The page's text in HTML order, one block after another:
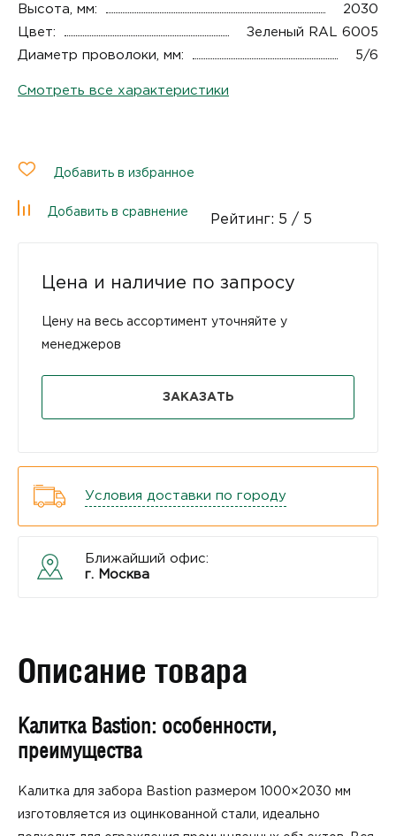
Высота, мм:
2030
Цвет:
Зеленый RAL 6005
Диаметр проволоки, мм:
5/6
Смотреть все характеристики
Добавить в избранное
Добавить в сравнение
Рейтинг: 5 / 5
Цена и наличие по запросу
Цену на весь ассортимент уточняйте у
менеджеров
ЗАКАЗАТЬ
Условия доставки по городу
Ближайший офис:
г. Москва
Описание товара
Калитка Bastion: особенности,
преимущества
Калитка для забора Bastion размером 1000×2030 мм
изготовляется из оцинкованной стали, идеально